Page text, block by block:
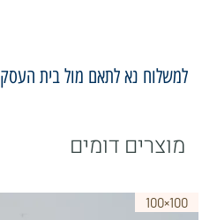
למשלוח נא לתאם מול בית העסק
מוצרים דומים
100×100